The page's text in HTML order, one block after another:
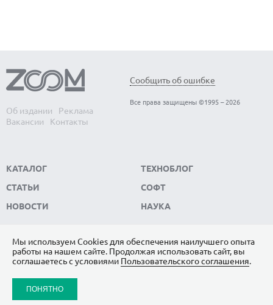
Об издании
Реклама
Вакансии
Контакты
Сообщить об ошибке
Все права защищены ©1995 – 2026
КАТАЛОГ
СТАТЬИ
НОВОСТИ
ТЕХНОБЛОГ
СОФТ
НАУКА
ПОДПИШИТЕСЬ НА НАС
ЯНДЕКС.ДЗЕН
ВКОНТАКТЕ
Мы используем Сookies для обеспечения наилучшего опыта
работы на нашем сайте. Продолжая использовать сайт, вы
соглашаетесь с условиями Пользовательского соглашения.
ПОНЯТНО